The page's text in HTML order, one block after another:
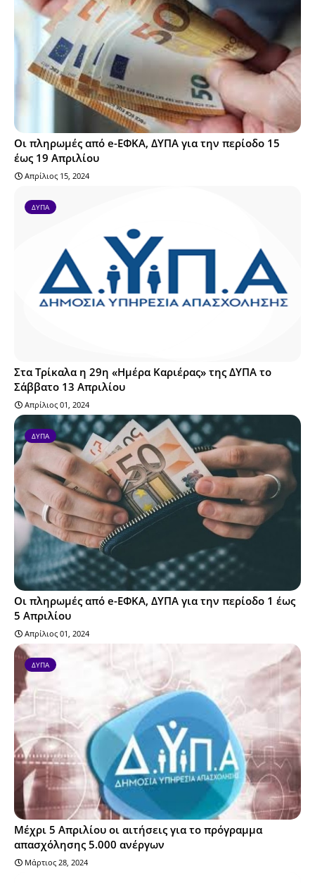
Οι πληρωμές από e-ΕΦΚΑ, ΔΥΠΑ για την περίοδο 15
έως 19 Απριλίου
Απρίλιος 15, 2024
ΔΥΠΑ
Στα Τρίκαλα η 29η «Ημέρα Καριέρας» της ΔΥΠΑ το
Σάββατο 13 Απριλίου
Απρίλιος 01, 2024
ΔΥΠΑ
Οι πληρωμές από e-ΕΦΚΑ, ΔΥΠΑ για την περίοδο 1 έως
5 Απριλίου
Απρίλιος 01, 2024
ΔΥΠΑ
Μέχρι 5 Απριλίου οι αιτήσεις για το πρόγραμμα
απασχόλησης 5.000 ανέργων
Μάρτιος 28, 2024